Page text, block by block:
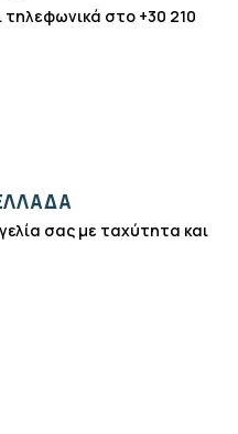
τηλεφωνικά στο +30 210
σας με ταχύτητα και